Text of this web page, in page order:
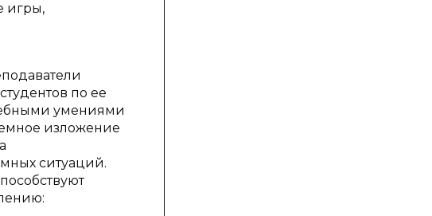
игры,
по ее
умениями
изложение
ситуаций.